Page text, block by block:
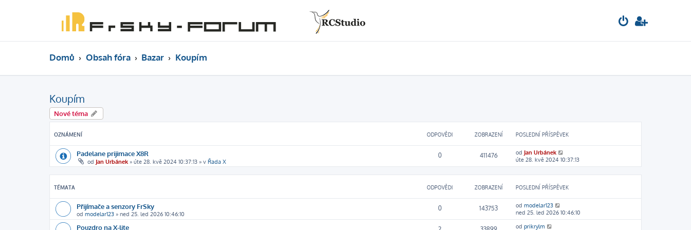
Domů Obsah fóra Bazar Koupím
Koupím
Nové téma
OZNÁMENÍ ODPOVĚDI ZOBRAZENÍ POSLEDNÍ PŘÍSPĚVEK
Padelane prijimace X8R
od Jan Urbánek » úte 28. kvě 2024 10:37:13 » v Řada X
0 411476 od Jan Urbánek
úte 28. kvě 2024 10:37:13
TÉMATA ODPOVĚDI ZOBRAZENÍ POSLEDNÍ PŘÍSPĚVEK
Přijímače a senzory FrSky
od modelar123 » ned 25. led 2026 10:46:10
0 143753 od modelar123
ned 25. led 2026 10:46:10
Pouzdro na X-lite od prikrylm